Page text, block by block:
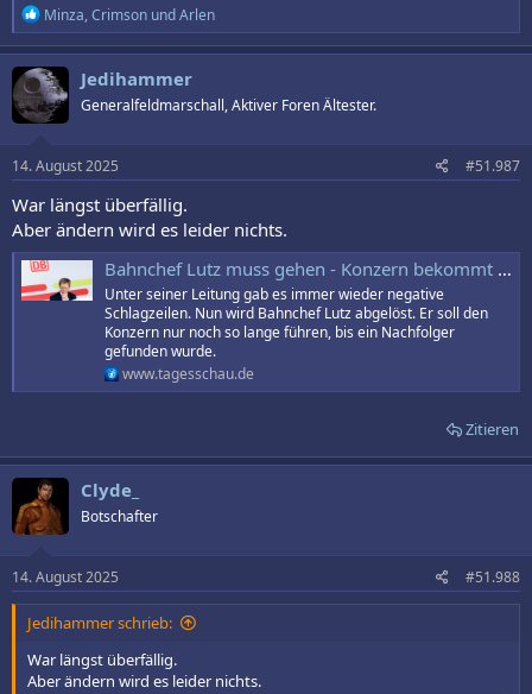
R
e
a
k
t
i
o
e
n
:
Minza, Crimson undArlen
Jedihammer
Generalfeldmarschall, Aktiver Foren Ältester.
14. August 2025 #51.987
War längst überfällig.
Aber ändern wird es leider nichts.
Bahnchef Lutz muss gehen - Konzern bekommt neuen Chef
Unter seiner Leitung gab es immer wieder negative
Schlagzeilen. Nun wird Bahnchef Lutz abgelöst. Er soll den
Konzern nur noch so lange führen, bis ein Nachfolger
gefunden wurde.
www.tagesschau.de
Zitieren
Clyde_
Botschafter
14. August 2025 #51.988
Jedihammer schrieb:
War längst überfällig.
Aber ändern wird es leider nichts.